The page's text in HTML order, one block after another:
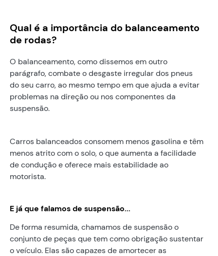
Qual é a importância do balanceamento
de rodas?
O balanceamento, como dissemos em outro
parágrafo, combate o desgaste irregular dos pneus
do seu carro, ao mesmo tempo em que ajuda a evitar
problemas na direção ou nos componentes da
suspensão.
Carros balanceados consomem menos gasolina e têm
menos atrito com o solo, o que aumenta a facilidade
de condução e oferece mais estabilidade ao
motorista.
E já que falamos de suspensão...
De forma resumida, chamamos de suspensão o
conjunto de peças que tem como obrigação sustentar
o veículo. Elas são capazes de amortecer as